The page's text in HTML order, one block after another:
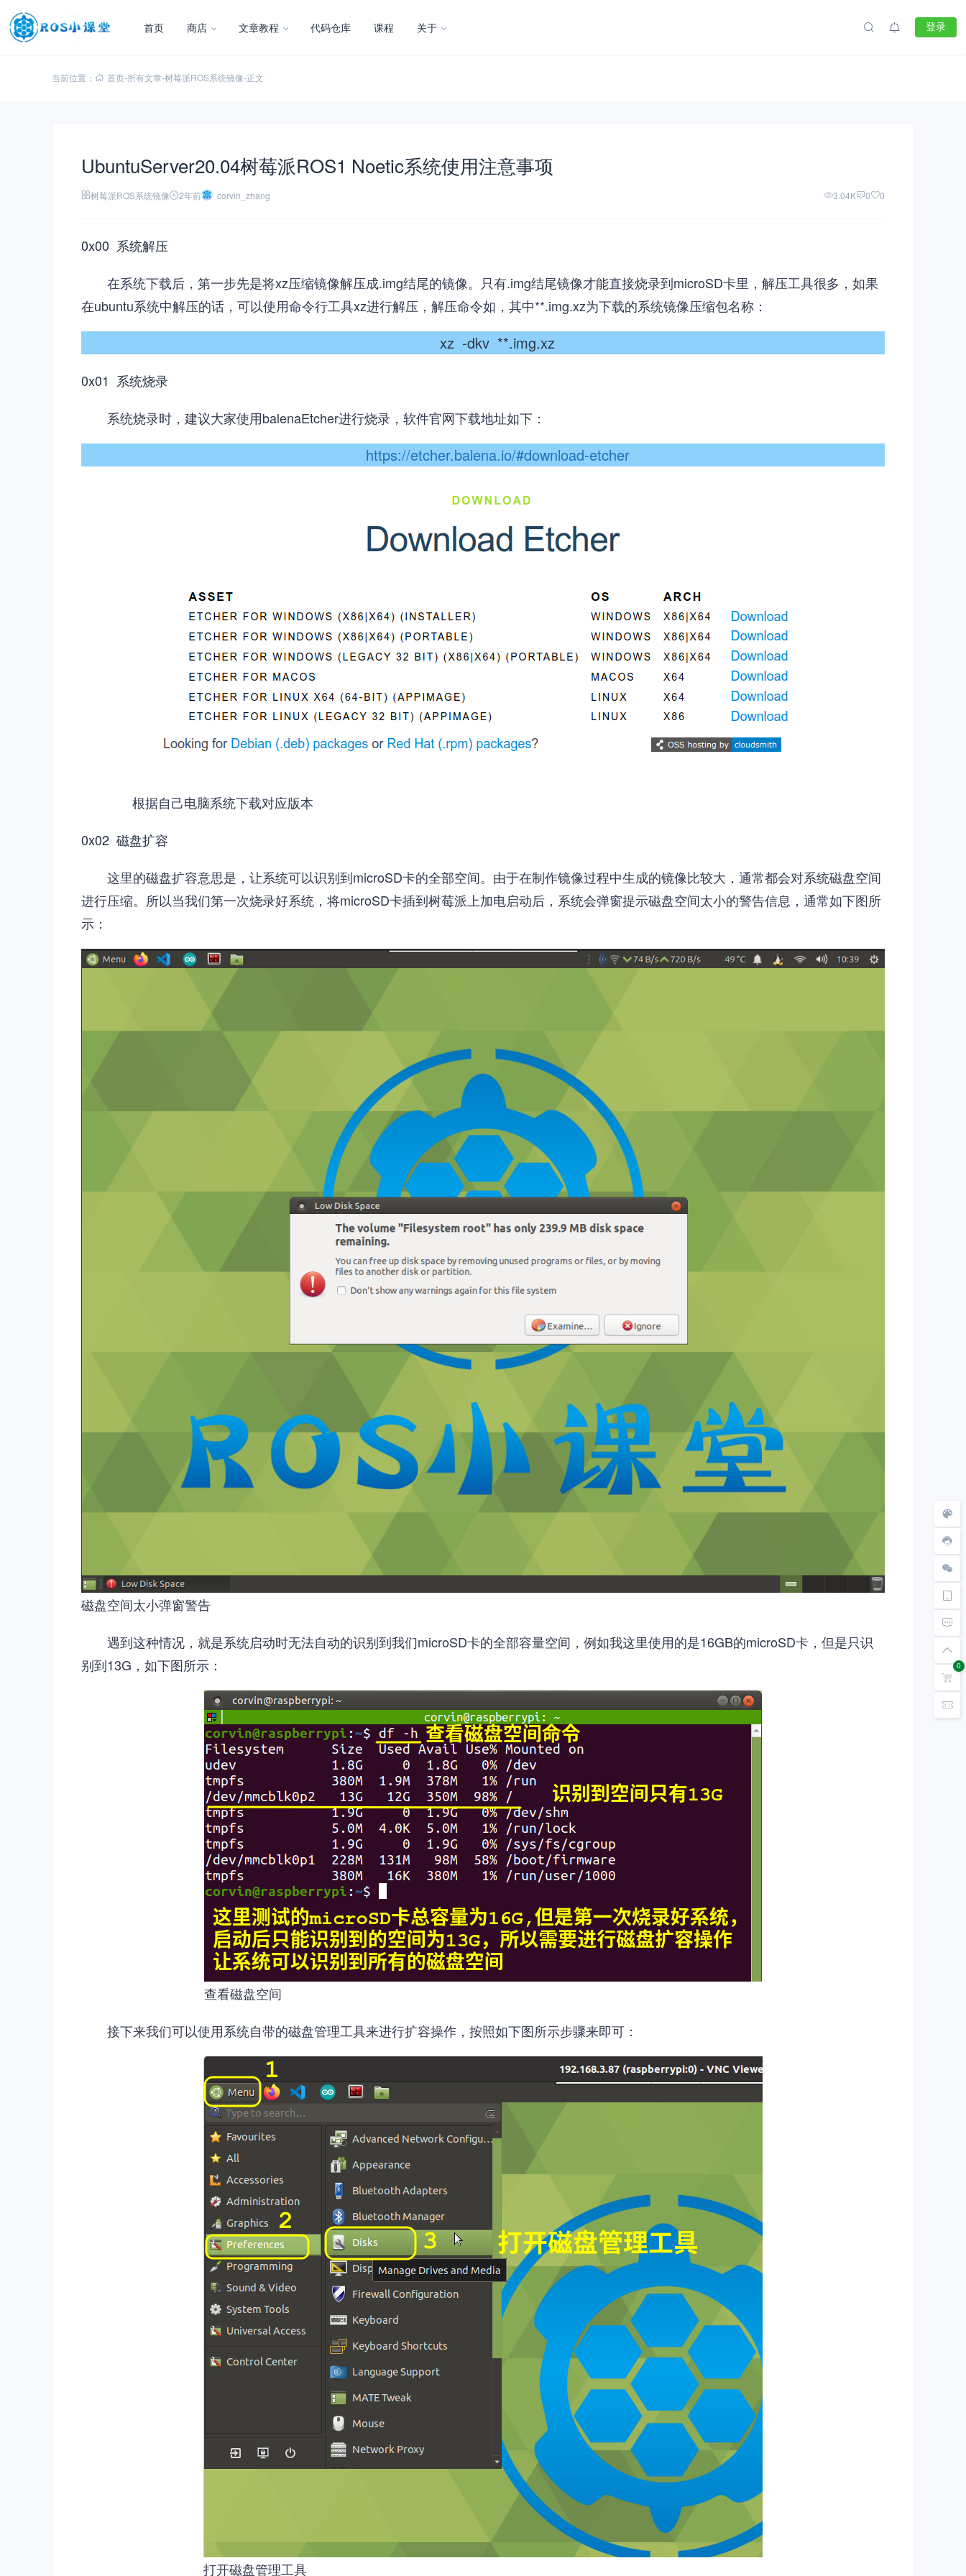
首页 商店 文章教程 代码仓库 课程 关于 登录
当前位置： 首页-所有文章-树莓派ROS系统镜像-正文
UbuntuServer20.04树莓派ROS1 Noetic系统使用注意事项
树莓派ROS系统镜像 2年前 corvin_zhang 3.04K 0 0
0x00 系统解压
在系统下载后，第一步先是将xz压缩镜像解压成.img结尾的镜像。只有.img结尾镜像才能直接烧录到microSD卡里，解压工具很多，如果
在ubuntu系统中解压的话，可以使用命令行工具xz进行解压，解压命令如，其中**.img.xz为下载的系统镜像压缩包名称：
xz -dkv **.img.xz
0x01 系统烧录
系统烧录时，建议大家使用balenaEtcher进行烧录，软件官网下载地址如下：
https://etcher.balena.io/#download-etcher
根据自己电脑系统下载对应版本
0x02 磁盘扩容
这里的磁盘扩容意思是，让系统可以识别到microSD卡的全部空间。由于在制作镜像过程中生成的镜像比较大，通常都会对系统磁盘空间
进行压缩。所以当我们第一次烧录好系统，将microSD卡插到树莓派上加电启动后，系统会弹窗提示磁盘空间太小的警告信息，通常如下图所
示：
磁盘空间太小弹窗警告
遇到这种情况，就是系统启动时无法自动的识别到我们microSD卡的全部容量空间，例如我这里使用的是16GB的microSD卡，但是只识
别到13G，如下图所示：
查看磁盘空间
接下来我们可以使用系统自带的磁盘管理工具来进行扩容操作，按照如下图所示步骤来即可：
打开磁盘管理工具
0